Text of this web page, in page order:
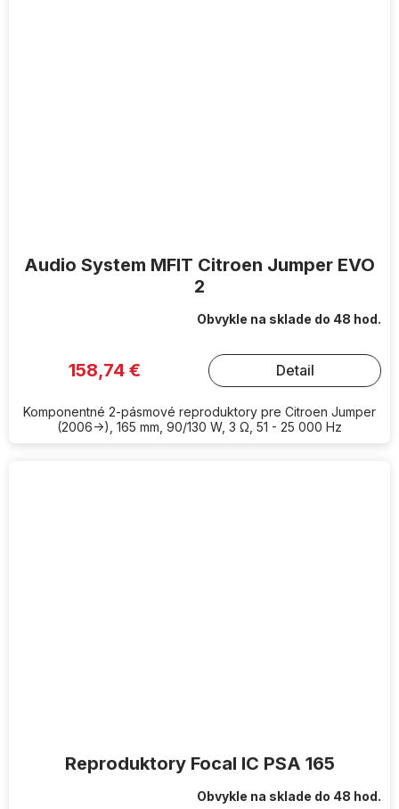
Audio System MFIT Citroen Jumper EVO
2
Obvykle na sklade do 48 hod.
158,74 € Detail
Komponentné 2-pásmové reproduktory pre Citroen Jumper
(2006->), 165 mm, 90/130 W, 3 Ω, 51 - 25 000 Hz
Reproduktory Focal IC PSA 165
Obvykle na sklade do 48 hod.